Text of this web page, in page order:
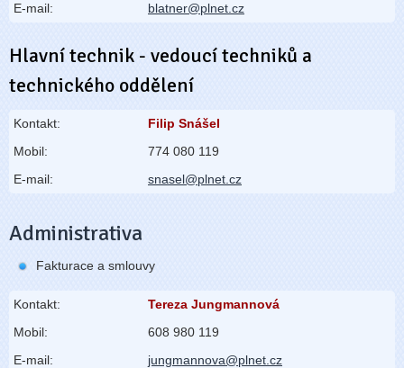
E-mail:
blatner@plnet.cz
Hlavní technik - vedoucí techniků a
technického oddělení
Kontakt:
Filip Snášel
Mobil:
774 080 119
E-mail:
snasel@plnet.cz
Administrativa
Fakturace a smlouvy
Kontakt:
Tereza Jungmannová
Mobil:
608 980 119
E-mail:
jungmannova@plnet.cz